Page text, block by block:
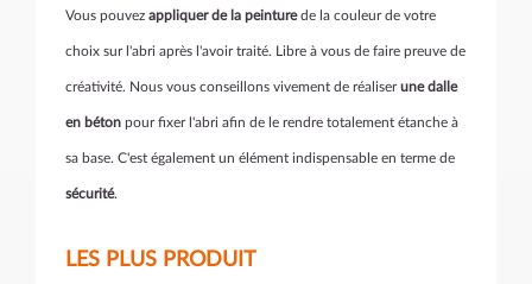
Vous pouvez appliquer de la peinturede la couleur de votre
choix sur l'abri après l'avoir traité. Libre à vous de faire preuve de
créativité. Nous vous conseillons vivement de réaliserune dalle
en béton pour fixer l'abri afin de le rendre totalement étanche à
sa base. C'est également un élément indispensable en terme de
sécurité.
LES PLUS PRODUIT